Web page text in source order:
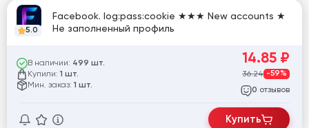
5.0
Facebook. log:pass:cookie ★★★ New accounts ★
Не заполненный профиль
В наличии: 499 шт.
Купили: 1 шт.
Мин. заказ: 1 шт.
14.85 ₽
36.24 -59%
0 отзывов
Купить